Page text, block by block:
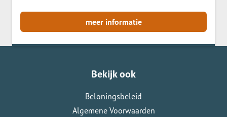
meer informatie
Bekijk ook
Beloningsbeleid
Algemene Voorwaarden